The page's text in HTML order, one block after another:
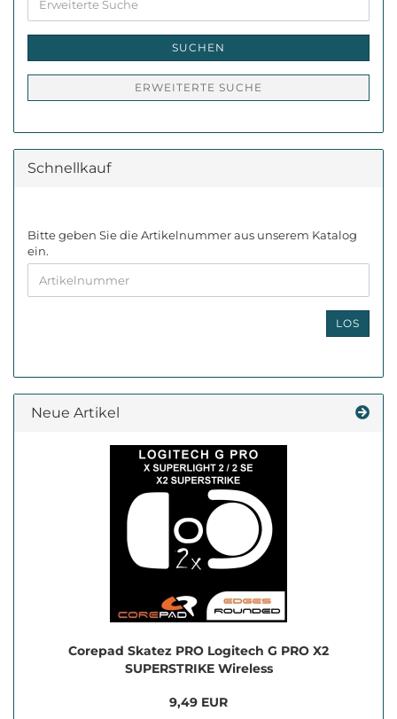
Suche
SUCHEN
ERWEITERTE SUCHE
Schnellkauf
BITTE
GEBEN
SIE
DIE
ARTIKELNUMMER
Bitte geben Sie die Artikelnummer aus unserem Katalog
ein.
LOS
Neue Artikel
Corepad Skatez PRO Logitech G PRO X2
SUPERSTRIKE Wireless
9,49 EUR